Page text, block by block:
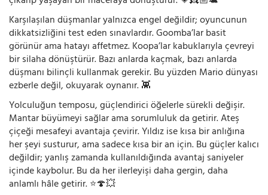
Karşılaşılan düşmanlar yalnızca engel değildir; oyuncunun
dikkatsizliğini test eden sınavlardır. Goomba’lar basit
görünür ama hatayı affetmez. Koopa’lar kabuklarıyla çevreyi
bir silaha dönüştürür. Bazı anlarda kaçmak, bazı anlarda
düşmanı bilinçli kullanmak gerekir. Bu yüzden Mario dünyası
ezberle değil, okuyarak oynanır. 👾
Yolculuğun temposu, güçlendirici öğelerle sürekli değişir.
Mantar büyümeyi sağlar ama sorumluluk da getirir. Ateş
çiçeği mesafeyi avantaja çevirir. Yıldız ise kısa bir anlığına
her şeyi susturur, ama sadece kısa bir an için. Bu güçler kalıcı
değildir; yanlış zamanda kullanıldığında avantaj saniyeler
içinde kaybolur. Bu da her ilerleyişi daha gergin, daha
anlamlı hâle getirir. ⭐🍄💥